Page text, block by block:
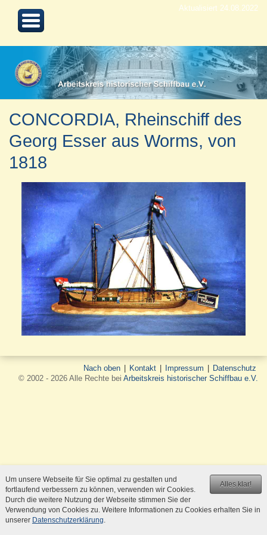
Aktualisiert 24.08.2022
CONCORDIA, Rheinschiff des
Georg Esser aus Worms, von
1818
Nach oben Kontakt Impressum
Datenschutz
© 2002 - 2026 Alle Rechte bei Arbeitskreis historischer Schiffbau e.V.
Alles klar!
Um unsere Webseite für Sie optimal zu gestalten und
fortlaufend verbessern zu können, verwenden wir Cookies.
Durch die weitere Nutzung der Webseite stimmen Sie der
Verwendung von Cookies zu. Weitere Informationen zu Cookies erhalten Sie in
unserer Datenschutzerklärung